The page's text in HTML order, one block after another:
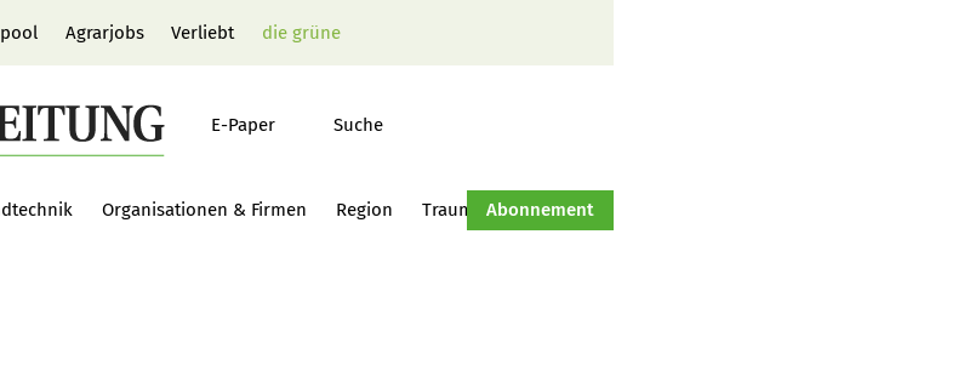
Agrarjobs Verliebt die grüne
E-Paper Suche
Organisationen & Firmen Region Traumtraktor Hof-Management
Abonnement